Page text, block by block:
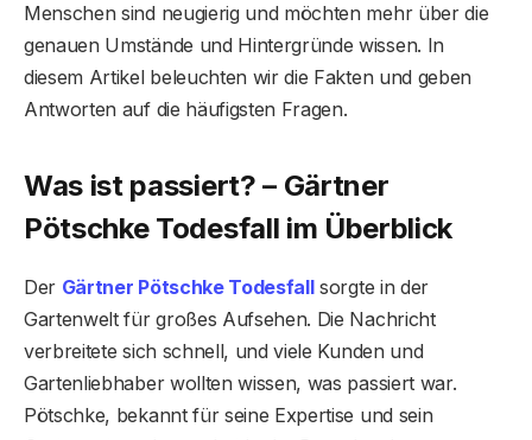
Menschen sind neugierig und möchten mehr über die
genauen Umstände und Hintergründe wissen. In
diesem Artikel beleuchten wir die Fakten und geben
Antworten auf die häufigsten Fragen.
Was ist passiert? – Gärtner
Pötschke Todesfall im Überblick
Der Gärtner Pötschke Todesfallsorgte in der
Gartenwelt für großes Aufsehen. Die Nachricht
verbreitete sich schnell, und viele Kunden und
Gartenliebhaber wollten wissen, was passiert war.
Pötschke, bekannt für seine Expertise und sein